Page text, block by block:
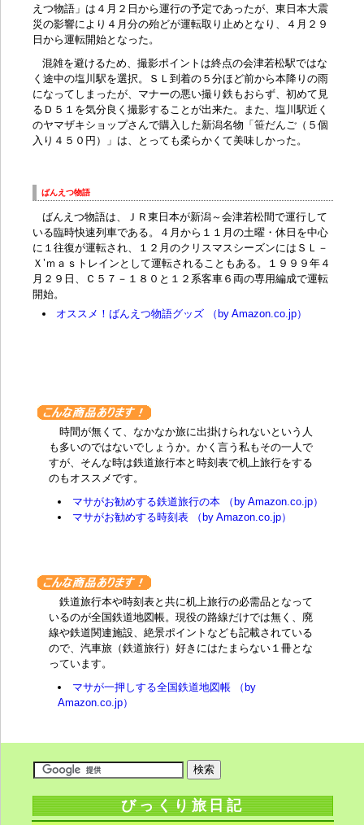
えつ物語」は４月２日から運行の予定であったが、東日本大震
災の影響により４月分の殆どが運転取り止めとなり、４月２９
日から運転開始となった。
混雑を避けるため、撮影ポイントは終点の会津若松駅ではな
く途中の塩川駅を選択。ＳＬ到着の５分ほど前から本降りの雨
になってしまったが、マナーの悪い撮り鉄もおらず、初めて見
るＤ５１を気分良く撮影することが出来た。また、塩川駅近く
のヤマザキショップさんで購入した新潟名物「笹だんご（５個
入り４５０円）」は、とっても柔らかくて美味しかった。
ばんえつ物語
ばんえつ物語は、ＪＲ東日本が新潟～会津若松間で運行して
いる臨時快速列車である。４月から１１月の土曜・休日を中心
に１往復が運転され、１２月のクリスマスシーズンにはＳＬ－
Ｘ’ｍａｓトレインとして運転されることもある。１９９９年４
月２９日、Ｃ５７－１８０と１２系客車６両の専用編成で運転
開始。
オススメ！ばんえつ物語グッズ （by Amazon.co.jp）
時間が無くて、なかなか旅に出掛けられないという人
も多いのではないでしょうか。かく言う私もその一人で
すが、そんな時は鉄道旅行本と時刻表で机上旅行をする
のもオススメです。
マサがお勧めする鉄道旅行の本 （by Amazon.co.jp）
マサがお勧めする時刻表 （by Amazon.co.jp）
鉄道旅行本や時刻表と共に机上旅行の必需品となって
いるのが全国鉄道地図帳。現役の路線だけでは無く、廃
線や鉄道関連施設、絶景ポイントなども記載されている
ので、汽車旅（鉄道旅行）好きにはたまらない１冊とな
っています。
マサが一押しする全国鉄道地図帳 （by
Amazon.co.jp）
びっくり旅日記